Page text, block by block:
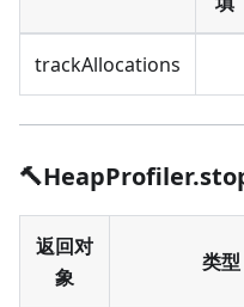
trackAllocations
返回对
象
类型